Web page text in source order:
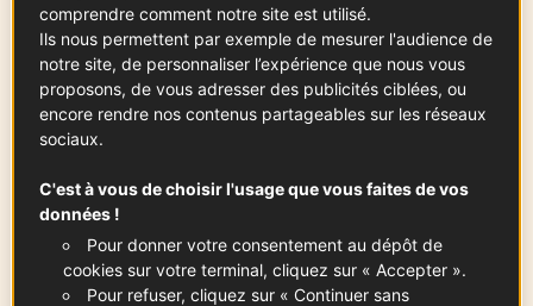
egg
x
Pour la crème de kiwi :
comprendre comment notre site est utilisé.
Ils nous permettent par exemple de mesurer l'audience de
notre site, de personnaliser l’expérience que nous vous
proposons, de vous adresser des publicités ciblées, ou
encore rendre nos contenus partageables sur les réseaux
sociaux.
C'est à vous de choisir l'usage que vous faites de vos
données !
Pour donner votre consentement au dépôt de
cookies sur votre terminal, cliquez sur « Accepter ».
Pour refuser, cliquez sur « Continuer sans